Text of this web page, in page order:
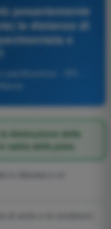
pesantemente
la distanza di
e
diminuzione della
salita della pista